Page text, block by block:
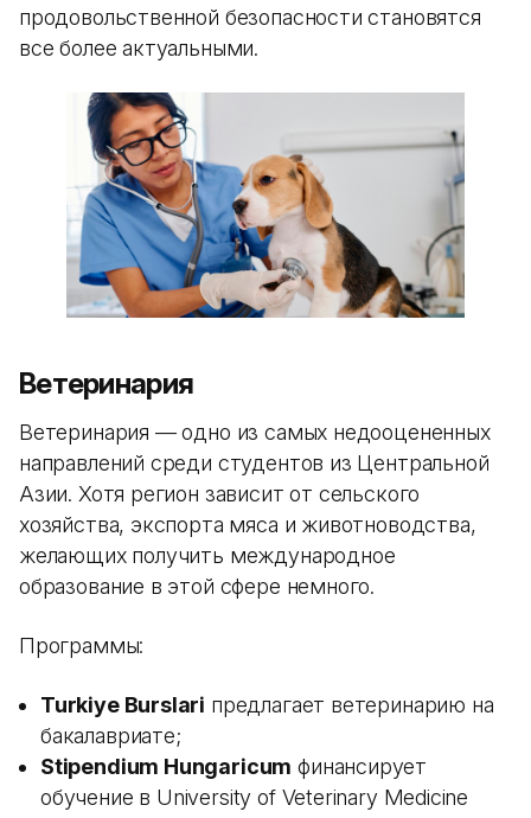
продовольственной безопасности становятся
все более актуальными.
Ветеринария
Ветеринария — одно из самых недооцененных
направлений среди студентов из Центральной
Азии. Хотя регион зависит от сельского
хозяйства, экспорта мяса и животноводства,
желающих получить международное
образование в этой сфере немного.
Программы:
Turkiye Burslari предлагает ветеринарию на
бакалавриате;
Stipendium Hungaricum финансирует
обучение в University of Veterinary Medicine